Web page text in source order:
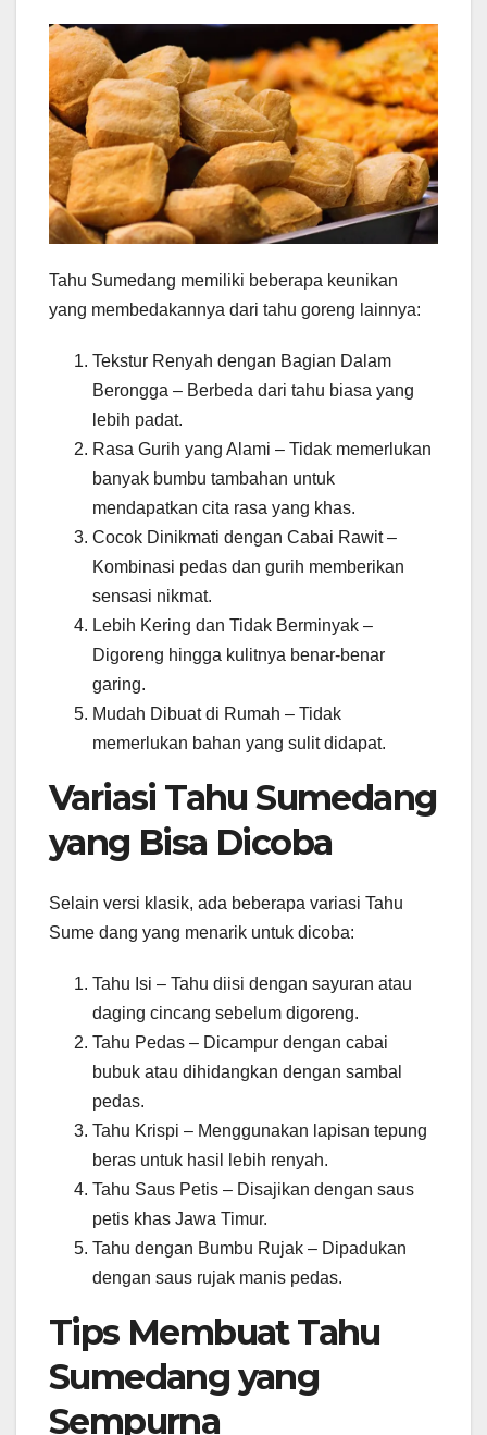
Tahu Sumedang memiliki beberapa keunikan
yang membedakannya dari tahu goreng lainnya:
Tekstur Renyah dengan Bagian Dalam
Berongga – Berbeda dari tahu biasa yang
lebih padat.
Rasa Gurih yang Alami – Tidak memerlukan
banyak bumbu tambahan untuk
mendapatkan cita rasa yang khas.
Cocok Dinikmati dengan Cabai Rawit –
Kombinasi pedas dan gurih memberikan
sensasi nikmat.
Lebih Kering dan Tidak Berminyak –
Digoreng hingga kulitnya benar-benar
garing.
Mudah Dibuat di Rumah – Tidak
memerlukan bahan yang sulit didapat.
Variasi Tahu Sumedang
yang Bisa Dicoba
Selain versi klasik, ada beberapa variasi Tahu
Sume dang yang menarik untuk dicoba:
Tahu Isi – Tahu diisi dengan sayuran atau
daging cincang sebelum digoreng.
Tahu Pedas – Dicampur dengan cabai
bubuk atau dihidangkan dengan sambal
pedas.
Tahu Krispi – Menggunakan lapisan tepung
beras untuk hasil lebih renyah.
Tahu Saus Petis – Disajikan dengan saus
petis khas Jawa Timur.
Tahu dengan Bumbu Rujak – Dipadukan
dengan saus rujak manis pedas.
Tips Membuat Tahu
Sumedang yang
Sempurna